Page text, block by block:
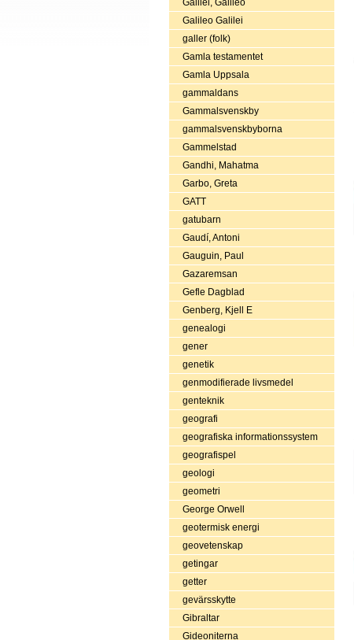
Galilei, Galileo
Galileo Galilei
galler (folk)
Gamla testamentet
Gamla Uppsala
gammaldans
Gammalsvenskby
gammalsvenskbyborna
Gammelstad
Gandhi, Mahatma
Garbo, Greta
GATT
gatubarn
Gaudí, Antoni
Gauguin, Paul
Gazaremsan
Gefle Dagblad
Genberg, Kjell E
genealogi
gener
genetik
genmodifierade livsmedel
genteknik
geografi
geografiska informationssystem
geografispel
geologi
geometri
George Orwell
geotermisk energi
geovetenskap
getingar
getter
gevärsskytte
Gibraltar
Gideoniterna